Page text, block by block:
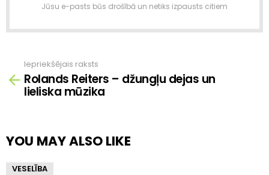
Jūsu e-pasts būs drošībā un netiks izpausts citiem
Skatīt
vairāk
Iepriekšējais raksts
Rolands Reiters – džungļu dejas un
lieliska mūzika
YOU MAY ALSO LIKE
VESELĪBA